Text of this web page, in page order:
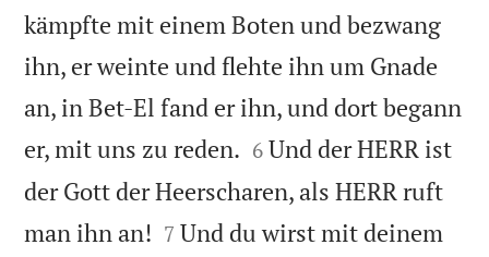
kämpfte mit einem Boten und bezwang
ihn, er weinte und flehte ihn um Gnade
an, in Bet-El fand er ihn, und dort begann
er, mit uns zu reden. 

6 Und der HERR ist
der Gott der Heerscharen, als HERR ruft
man ihn an! 

7 Und du wirst mit deinem